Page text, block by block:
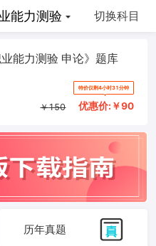
能力测验 切换科目
能力测验 申论》题库
￥150
特价仅剩4小时31分钟
优惠价:￥90
历年真题